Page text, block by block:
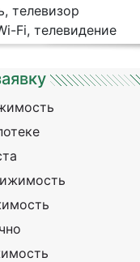
телевизор
Fi, телевидение